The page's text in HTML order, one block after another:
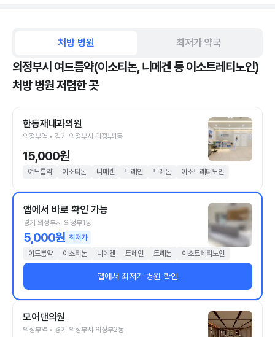
처방 병원 최저가 약국
의정부시 여드름약(이소티논, 니메겐 등 이소트레티노인)
처방 병원 저렴한 곳
한동재내과의원
의정부역 • 경기 의정부시 의정부1동
15,000원
여드름약 이소티논 니메겐 트레인 트레논 이소트레티노인
앱에서 바로 확인 가능
경기 의정부시 의정부1동
5,000원 최저가
여드름약
이소티논 니메겐 트레인 트레논 이소트레티노인
앱에서 최저가 병원 확인
모어댄의원
의정부역 • 경기 의정부시 의정부2동